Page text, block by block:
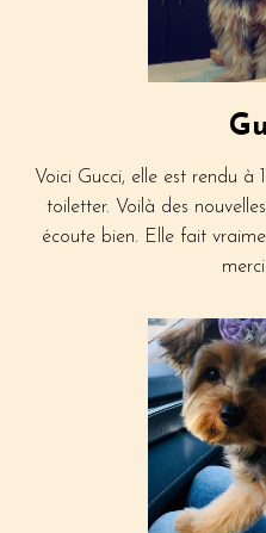
Voici Gucci, elle est rendu à
toiletter. Voilà des
écoute bien. Elle fait